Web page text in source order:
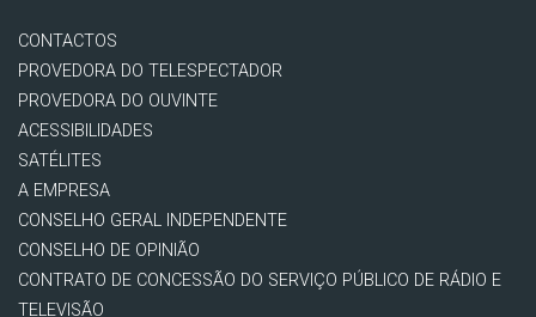
CONTACTOS
PROVEDORA DO TELESPECTADOR
PROVEDORA DO OUVINTE
ACESSIBILIDADES
SATÉLITES
A EMPRESA
CONSELHO GERAL INDEPENDENTE
CONSELHO DE OPINIÃO
CONTRATO DE CONCESSÃO DO SERVIÇO PÚBLICO DE RÁDIO E
TELEVISÃO